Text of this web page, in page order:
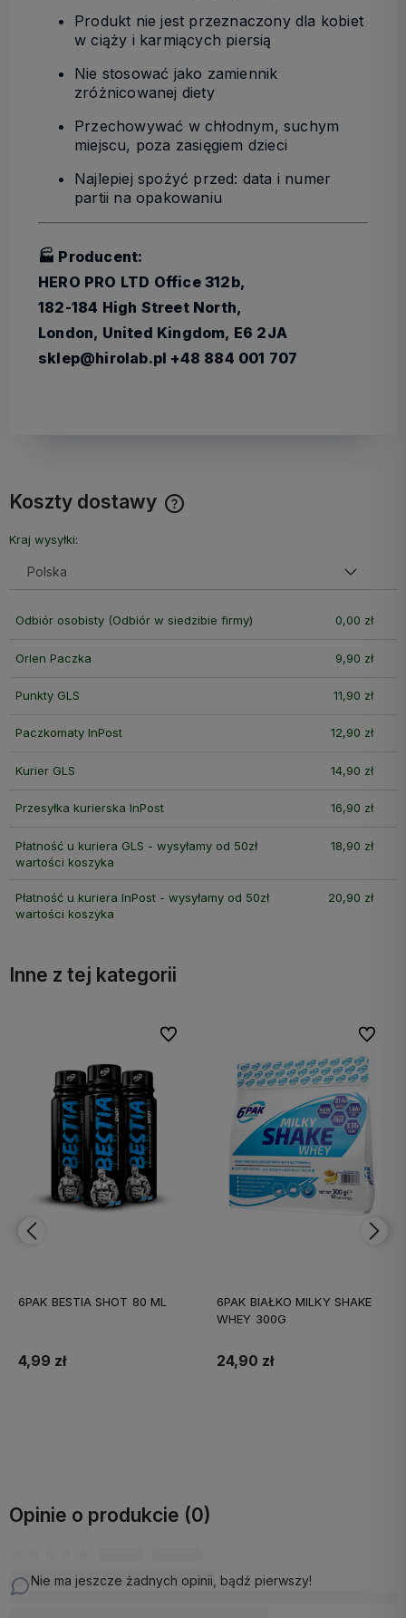
Produkt nie jest przeznaczony dla kobiet
w ciąży i karmiących piersią
Nie stosować jako zamiennik
zróżnicowanej diety
Przechowywać w chłodnym, suchym
miejscu, poza zasięgiem dzieci
Najlepiej spożyć przed: data i numer
partii na opakowaniu
🏭 Producent:
HERO PRO LTD Office 312b,
182-184 High Street North,
London, United Kingdom, E6 2JA
sklep@hirolab.pl +48 884 001 707
Koszty dostawy
Kraj wysyłki:
Odbiór osobisty(Odbiór w siedzibie firmy) 0,00 zł
Orlen Paczka 9,90 zł
Punkty GLS 11,90 zł
Paczkomaty InPost 12,90 zł
Kurier GLS 14,90 zł
Przesyłka kurierska InPost 16,90 zł
Płatność u kuriera GLS - wysyłamy od 50zł
wartości koszyka
18,90 zł
Płatność u kuriera InPost - wysyłamy od 50zł
wartości koszyka
20,90 zł
Inne z tej kategorii
6PAK BESTIA SHOT 80 ML
4,99 zł
Do ulubionych
6PAK BIAŁKO MILKY SHAKE
WHEY 300G
24,90 zł
Do
Opinie o produkcie (0)
Nie ma jeszcze żadnych opinii, bądź pierwszy!